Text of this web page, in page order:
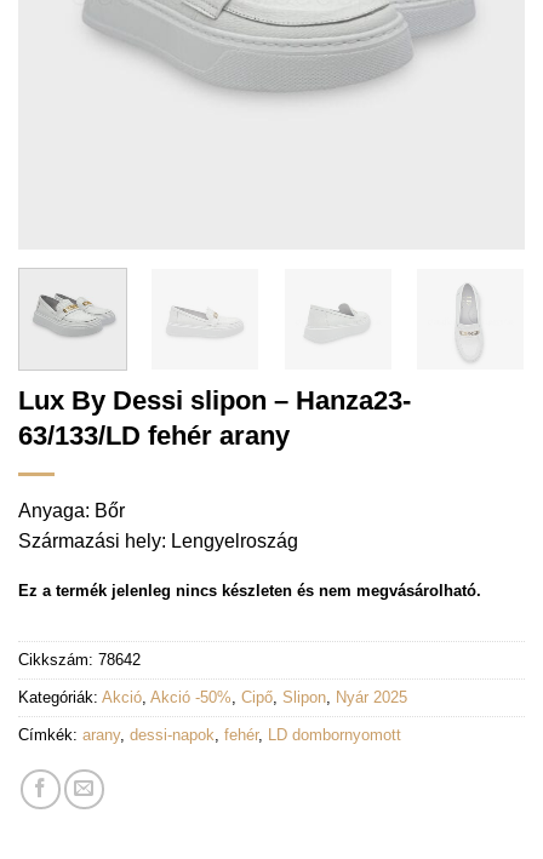
Lux By Dessi slipon – Hanza23-
63/133/LD fehér arany
Anyaga: Bőr
Származási hely: Lengyelroszág
Ez a termék jelenleg nincs készleten és nem megvásárolható.
Cikkszám: 78642
Kategóriák: Akció, Akció -50%, Cipő, Slipon, Nyár 2025
Címkék: arany, dessi-napok, fehér, LD dombornyomott